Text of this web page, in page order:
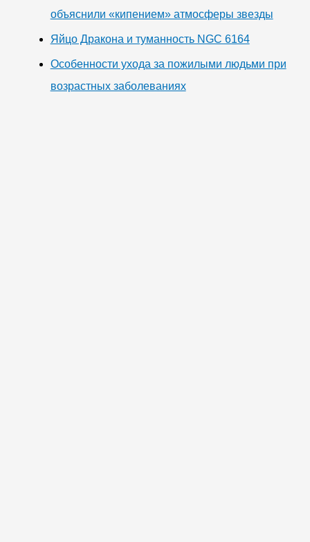
объяснили «кипением» атмосферы звезды
Яйцо Дракона и туманность NGC 6164
Особенности ухода за пожилыми людьми при
возрастных заболеваниях